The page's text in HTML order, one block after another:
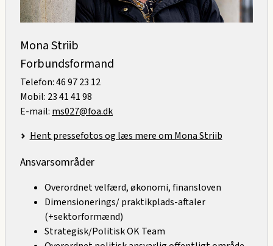
Mona Striib
Forbundsformand
Telefon: 46 97 23 12
Mobil: 23 41 41 98
E-mail: ms027@foa.dk
Hent pressefotos og læs mere om Mona Striib
Ansvarsområder
Overordnet velfærd, økonomi, finansloven
Dimensionerings/ praktikplads-aftaler
(+sektorformænd)
Strategisk/Politisk OK Team